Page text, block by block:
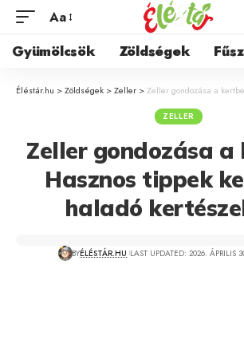
Aa
Gyümölcsök Zöldségek
Éléstár.hu >Zöldségek >Zeller >Zeller gondozása a kertben: Hasznos
ZELLER
Zeller gondozása a
Hasznos tippek
haladó
BYÉLÉSTÁR.HU LAST UPDATED: 2026. ÁPRILIS